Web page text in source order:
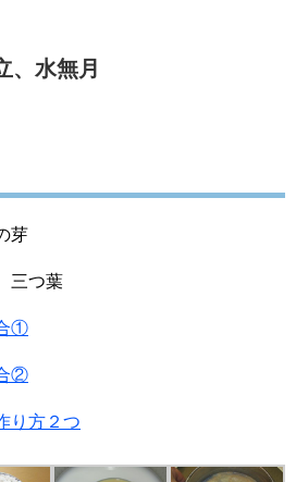
、水無月
芽
三つ葉
①
②
り方２つ